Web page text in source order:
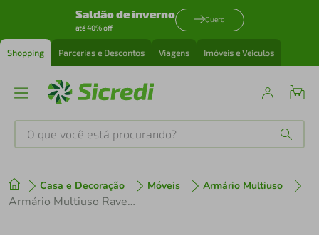
Saldão de inverno
até 40% off
Quero
Shopping Parcerias e Descontos Viagens Imóveis e Veículos
O que você está procurando?
Casa e Decoração Móveis Armário Multiuso
Armário Multiuso Ravena com 1 Porta e 1 Gaveta Nova Mobile Branco
1º tenis